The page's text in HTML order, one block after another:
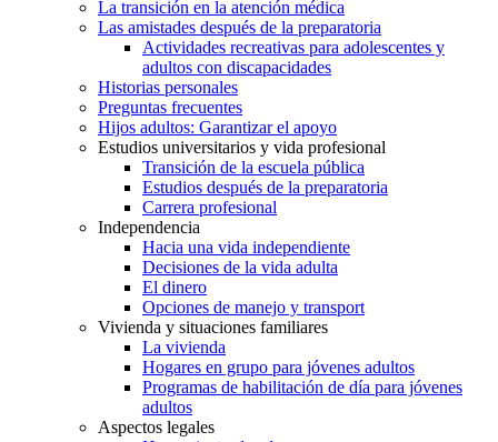
La transición en la atención médica
Las amistades después de la preparatoria
Actividades recreativas para adolescentes y
adultos con discapacidades
Historias personales
Preguntas frecuentes
Hijos adultos: Garantizar el apoyo
Estudios universitarios y vida profesional
Transición de la escuela pública
Estudios después de la preparatoria
Carrera profesional
Independencia
Hacia una vida independiente
Decisiones de la vida adulta
El dinero
Opciones de manejo y transport
Vivienda y situaciones familiares
La vivienda
Hogares en grupo para jóvenes adultos
Programas de habilitación de día para jóvenes
adultos
Aspectos legales